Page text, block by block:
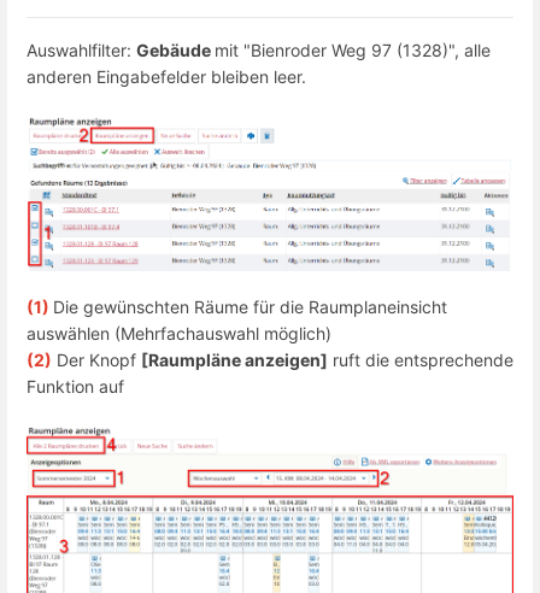
Auswahlfilter: Gebäude mit "Bienroder Weg 97 (1328)", alle
anderen Eingabefelder bleiben leer.
(1) Die gewünschten Räume für die Raumplaneinsicht
auswählen (Mehrfachauswahl möglich)
(2) Der Knopf [Raumpläne anzeigen] ruft die entsprechende
Funktion auf